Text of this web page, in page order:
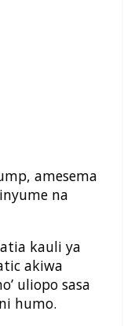
amesema
na
kauli ya
akiwa
uliopo sasa
humo.